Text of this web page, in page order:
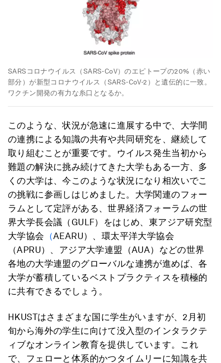
SARSコロナウイルス（SARS-CoV）のエピトープの20%（赤い
部分）が新型コロナウイルス（SARS-CoV-2）と遺伝的に一致。
ワクチン開発の有力な糸口となるか。
このような、状況が急速に進展する中で、大学間
の連携による知識の共有や共同研究を、継続して
取り組むことが重要です。ウイルス発生当初から
難題の解決に挑み続けてきた大学もある一方、多
くの大学は、今このような状況になり相次いでこ
の挑戦に参画しはじめました。大学関連のフォー
ラムとして定評がある、世界経済フォーラムの世
界大学長会議（GULF）をはじめ、東アジア研究型
大学協会 （AEARU）、環太平洋大学協会
（APRU）、アジア大学連盟（AUA）などの世界
各地の大学連盟のグローバルな連携が進めば、各
大学が蓄積しているベストプラクティスを積極的
に共有できるでしょう。
HKUSTはさまざまな国に学生がいますが、2月初
旬から海外の学生に向けて没入型のインタラクテ
ィブなオンライン教育を提供しています。これ
で、フェローと体系的かつタイムリーに知識を共